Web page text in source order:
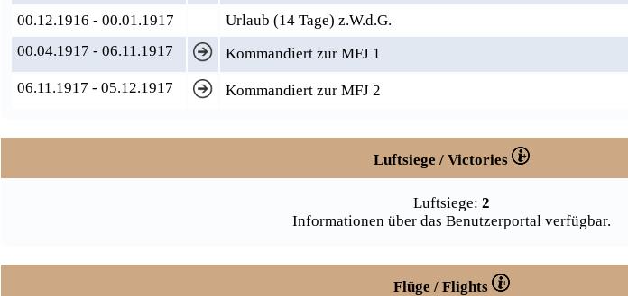
00.12.1916 - 00.01.1917
Urlaub (14 Tage) z.W.d.G.
00.04.1917 - 06.11.1917
Kommandiert zur MFJ 1
06.11.1917 - 05.12.1917
Kommandiert zur MFJ 2
Luftsiege / Victories
Luftsiege: 2
Informationen über das Benutzerportal verfügbar.
Flüge / Flights